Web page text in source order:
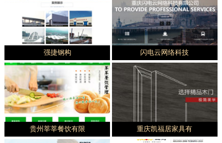
强捷钢构 闪电云网络科技
贵州莘莘餐饮有限 重庆凯福居家具有